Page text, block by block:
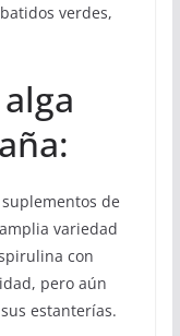
verdes,
de
variedad
con
pero aún
estanterías.